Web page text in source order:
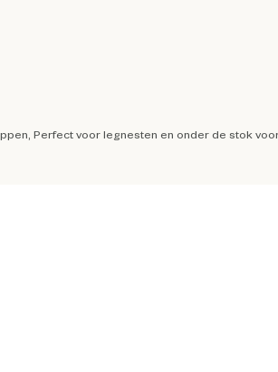
Perfect voor legnesten en onder de stok